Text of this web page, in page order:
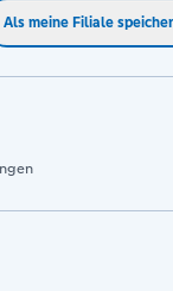
Als meine Filiale